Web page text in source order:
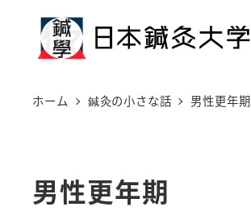
ホーム 鍼灸の小さな話 男性更年期
男性更年期